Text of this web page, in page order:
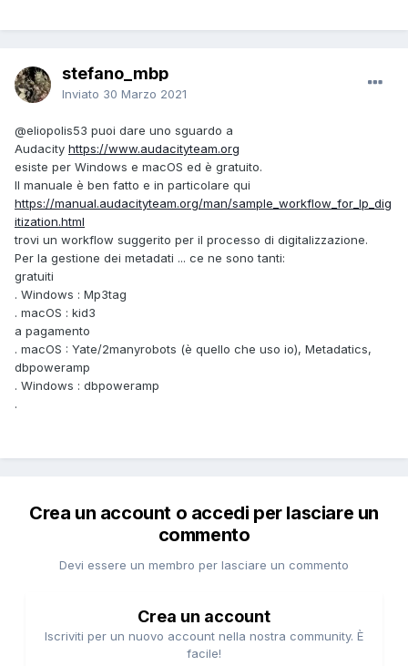
stefano_mbp
Inviato 30 Marzo 2021
@eliopolis53 puoi dare uno sguardo a
Audacity https://www.audacityteam.org
esiste per Windows e macOS ed è gratuito.
Il manuale è ben fatto e in particolare qui
https://manual.audacityteam.org/man/sample_workflow_for_lp_dig
itization.html
trovi un workflow suggerito per il processo di digitalizzazione.
Per la gestione dei metadati ... ce ne sono tanti:
gratuiti
. Windows : Mp3tag
. macOS : kid3
a pagamento
. macOS : Yate/2manyrobots (è quello che uso io), Metadatics,
dbpoweramp
. Windows : dbpoweramp
.
Crea un account o accedi per lasciare un
commento
Devi essere un membro per lasciare un commento
Crea un account
Iscriviti per un nuovo account nella nostra community. È
facile!